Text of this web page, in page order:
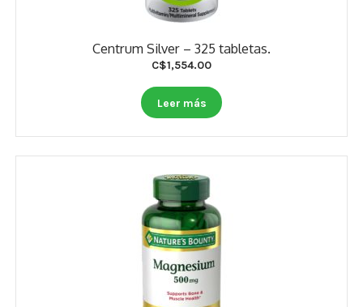
Centrum Silver – 325 tabletas.
C$1,554.00
Leer más